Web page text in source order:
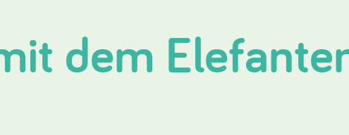
dem